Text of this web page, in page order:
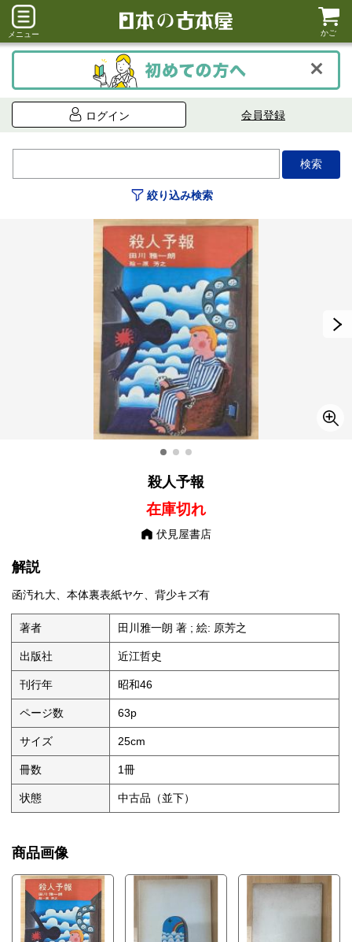
メニュー かご
ログイン 会員登録
絞り込み検索
殺人予報
在庫切れ
伏見屋書店
解説
函汚れ大、本体裏表紙ヤケ、背少キズ有
著者 田川雅一朗 著 ; 絵: 原芳之
出版社 近江哲史
刊行年 昭和46
ページ数 63p
サイズ 25cm
冊数 1冊
状態 中古品（並下）
商品画像